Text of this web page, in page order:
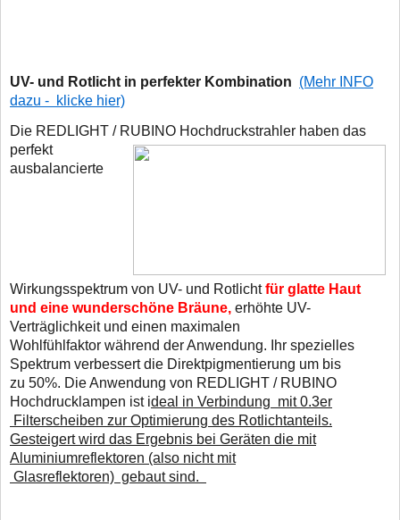
UV- und Rotlicht in perfekter Kombination (Mehr INFO
dazu - klicke hier)
Die REDLIGHT / RUBINO Hochdruckstrahler haben das
perfekt
ausbalancierte
Wirkungsspektrum von UV- und Rotlichtfür glatte Haut
und eine wunderschöne Bräune, erhöhte UV-
Verträglichkeit und einen maximalen
Wohlfühlfaktor während der Anwendung. Ihr spezielles
Spektrum verbessert die Direktpigmentierung um bis
zu 50%. Die Anwendung von REDLIGHT / RUBINO
Hochdrucklampen ist ideal in Verbindung mit 0.3er
Filterscheiben zur Optimierung des Rotlichtanteils.
Gesteigert wird das Ergebnis bei Geräten die mit
Aluminiumreflektoren (also nicht mit
Glasreflektoren) gebaut sind.